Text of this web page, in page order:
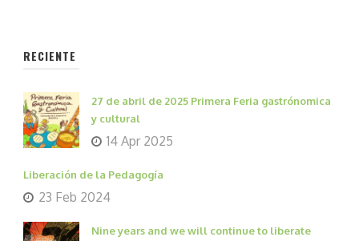
RECIENTE
27 de abril de 2025 Primera Feria gastrónomica
y cultural
14 Apr 2025
Liberación de la Pedagogía
23 Feb 2024
Nine years and we will continue to liberate